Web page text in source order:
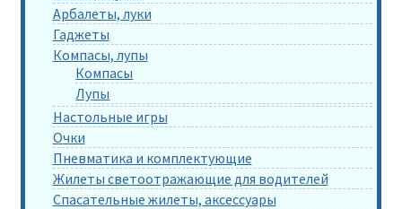
Арбалеты, луки
Гаджеты
Компасы, лупы
Компасы
Лупы
Настольные игры
Очки
Пневматика и комплектующие
Жилеты светоотражающие для водителей
Спасательные жилеты, аксессуары